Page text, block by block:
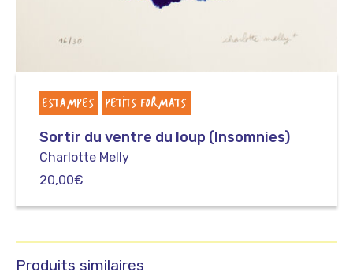
ESTAMPES PETITS FORMATS
Sortir du ventre du loup (Insomnies)
Charlotte Melly
20,00€
Produits similaires